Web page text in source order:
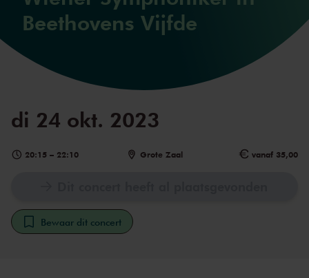
Beethovens Vijfde
di 24 okt. 2023
20:15 – 22:10 Grote Zaal vanaf 35,00
Bewaar dit concert